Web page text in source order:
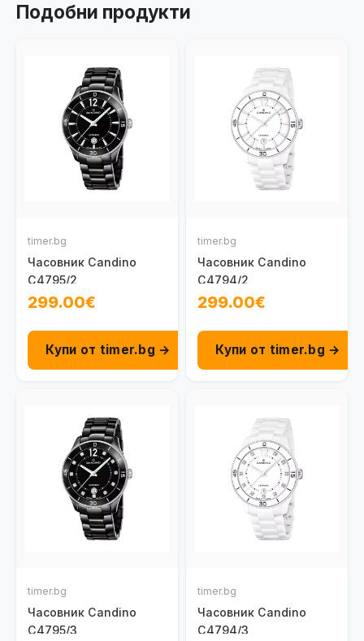
Подобни продукти
timer.bg
Часовник Candino
C4795/2
299.00€
Купи от timer.bg →
timer.bg
Часовник Candino
C4794/2
299.00€
Купи от timer.bg →
timer.bg
Часовник Candino
C4795/3
timer.bg
Часовник Candino
C4794/3